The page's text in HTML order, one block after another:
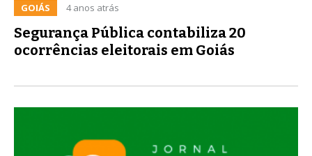
GOIÁS 4 anos atrás
Segurança Pública contabiliza 20
ocorrências eleitorais em Goiás